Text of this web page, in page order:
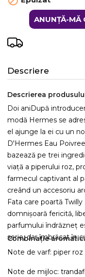
ANUNȚĂ-MĂ
Descriere
Descrierea
Doi aniDupă
modă Hermes se
el ajunge la ei cu un
D'Hermes Eau
bazează pe trei
viață a piperului roz,
farmecul captivant al
creând un accesoriu
Fata care poartă
domnișoară fericită,
parfumului îndrăzneț
serie, dar îmbrăcat în
Combinație
Note de varf: piper roz
Note de mijloc: